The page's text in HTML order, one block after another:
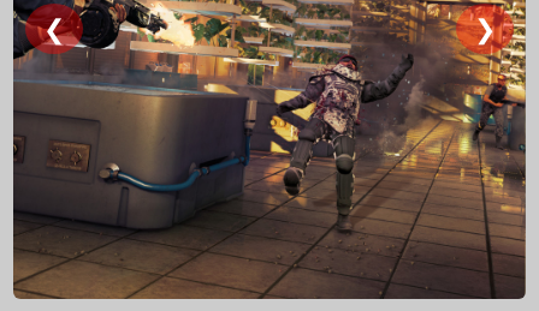
❮ ❯